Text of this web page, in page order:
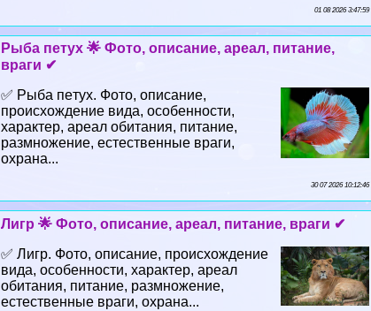
01 08 2026 3:47:59
Рыба пeтyx 🌟 Фото, описание, ареал, питание,
враги ✔
✅ Рыба пeтyx. Фото, описание,
происхождение вида, особенности,
хаpaктер, ареал обитания, питание,
размножение, естественные враги,
охрана...
30 07 2026 10:12:46
Лигр 🌟 Фото, описание, ареал, питание, враги ✔
✅ Лигр. Фото, описание, происхождение
вида, особенности, хаpaктер, ареал
обитания, питание, размножение,
естественные враги, охрана...